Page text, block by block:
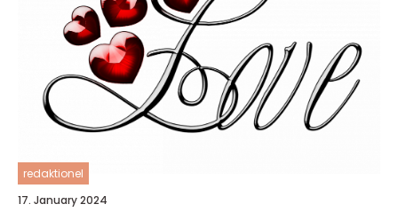
redaktionel
17. January 2024